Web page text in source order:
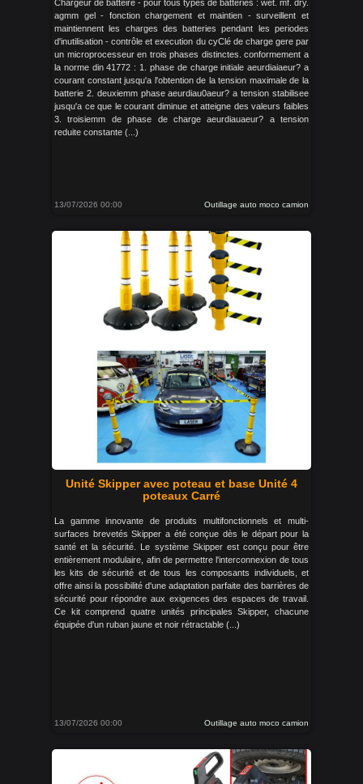
Chargeur de batteire - pour tous types de batteries : wet. mf. dry.
agmm gel - fonction chargement et maintien - surveillent et
maintiennent les charges des batteries pendant les periodes
d'inutilisation - contrôle et execution du cyClé de charge gere par
un microprocesseur en trois phases distinctes. conformement a
la norme din 41772 : 1. phase de charge initiale aeurdiaiaeur? a
courant constant jusqu'a l'obtention de la tension maximale de la
batterie 2. deuxiemm phase aeurdiau0aeur? a tension stabilisee
jusqu'a ce que le courant diminue et atteigne des valeurs faibles
3. troisiemm de phase de charge aeurdiauaeur? a tension
reduite constante (...)
13/07/2026 00:00 Outillage auto moco camion
Unité Skipper avec poteau et base Unité 4
poteaux Carré
La gamme innovante de produits multifonctionnels et multi-
surfaces brevetés Skipper a été conçue dès le départ pour la
santé et la sécurité. Le système Skipper est conçu pour être
entièrement modulaire, afin de permettre l'interconnexion de tous
les kits de sécurité et de tous les composants individuels, et
offre ainsi la possibilité d'une adaptation parfaite des barrières de
sécurité pour répondre aux exigences des espaces de travail.
Ce kit comprend quatre unités principales Skipper, chacune
équipée d'un ruban jaune et noir rétractable (...)
13/07/2026 00:00 Outillage auto moco camion